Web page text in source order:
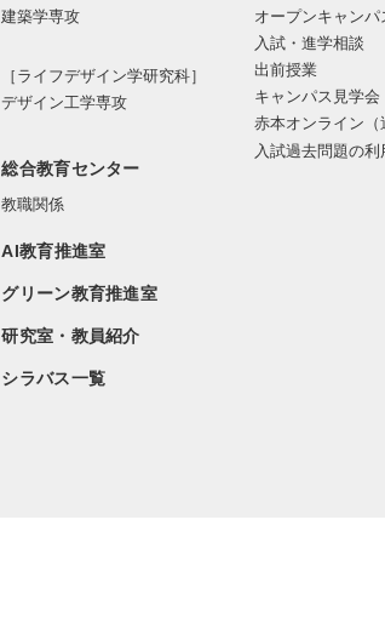
建築学専攻
［ライフデザイン学研究科］
デザイン工学専攻
総合教育センター
教職関係
AI教育推進室
グリーン教育推進室
研究室・教員紹介
シラバス一覧
オープンキャンパ
入試・進学相談
出前授業
キャンパス見学会
赤本オンライン（
入試過去問題の